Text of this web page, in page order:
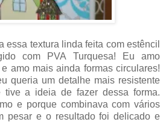
essa textura linda feita com estêncil
com PVA Turquesa! Eu amo
amo mais ainda formas circulares!
queria um detalhe mais resistente
a ideia de fazer dessa forma.
e porque combinava com vários
pesar e o resultado foi delicado e